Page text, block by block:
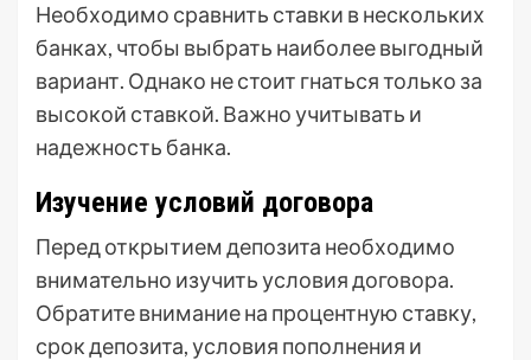
Необходимо сравнить ставки в нескольких
банках, чтобы выбрать наиболее выгодный
вариант. Однако не стоит гнаться только за
высокой ставкой. Важно учитывать и
надежность банка.
Изучение условий договора
Перед открытием депозита необходимо
внимательно изучить условия договора.
Обратите внимание на процентную ставку,
срок депозита, условия пополнения и